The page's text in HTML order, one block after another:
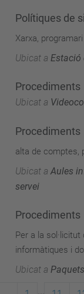
Polítiques de
Xarxa,
Ubicat a Estació
Procediments
Ubicat a
Procediments
alta de comptes,
Ubicat a Aules
servei
Procediments
Per a la
informàtiques i
Ubicat a
...